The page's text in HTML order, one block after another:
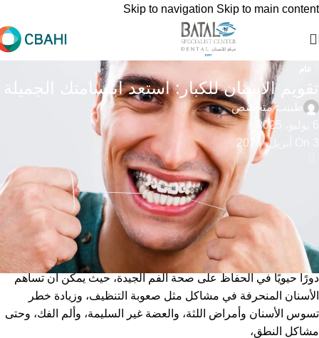
Skip to navigation Skip to main content
تقويم الأسنان للكبار: استعد ابتسامتك الجميلة
طبيب متخصص
يركز تقويم الأسنان للكبار على تصحيح محاذاة الأسنان والفكين
المنحرفة لدى الأفراد الذين تجاوزوا سنوات المراهقة. في حين أن علاج
تقويم الأسنان غالباً ما يرتبط بالمراهقين، إلا أنه لا يقل أهمية بالنسبة
للكبار.
إن المحاذاة الصحيحة للأسنان لا تعزز الابتسامة فحسب، بل تلعب أيضًا
دورًا حيويًا في الحفاظ على صحة الفم الجيدة، حيث يمكن أن تساهم
الأسنان المنحرفة في مشاكل مثل صعوبة التنظيف، وزيادة خطر
تسوس الأسنان وأمراض اللثة، والعضة غير السليمة، وألم الفك، وحتى
مشاكل النطق،